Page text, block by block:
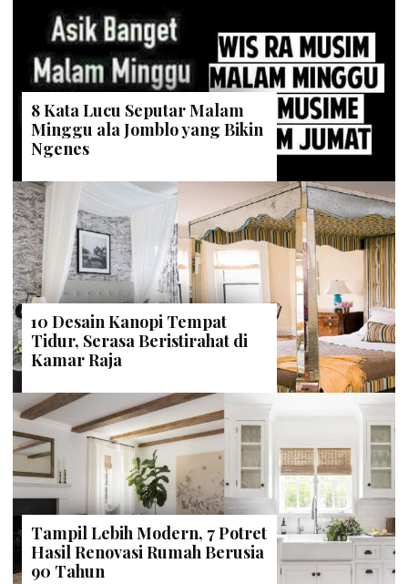
8 Kata Lucu Seputar Malam
Minggu ala Jomblo yang Bikin
Ngenes
10 Desain Kanopi Tempat
Tidur, Serasa Beristirahat di
Kamar Raja
Tampil Lebih Modern, 7 Potret
Hasil Renovasi Rumah Berusia
90 Tahun